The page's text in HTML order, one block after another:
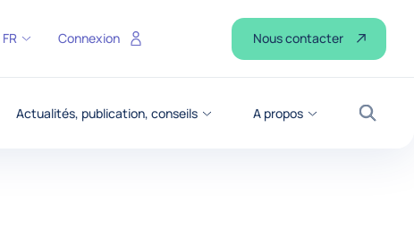
Actualités, publication, conseils A propos
FR Connexion Nous contacter